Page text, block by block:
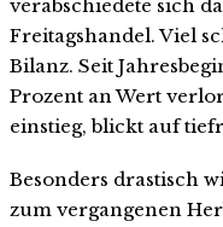
verabschiedete sich
Freitagshandel. Viel
Bilanz. Seit
Prozent an Wert
einstieg, blickt auf
Besonders drastisch
zum vergangenen